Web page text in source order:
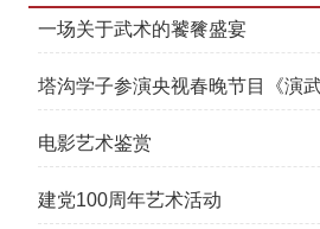
一场关于武术的饕餮盛宴
塔沟学子参演央视春晚节目《演
武壁画
电影艺术鉴赏
建党100周年艺术活动